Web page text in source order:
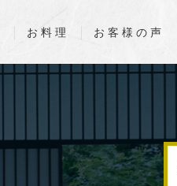
お料理 お客様の声